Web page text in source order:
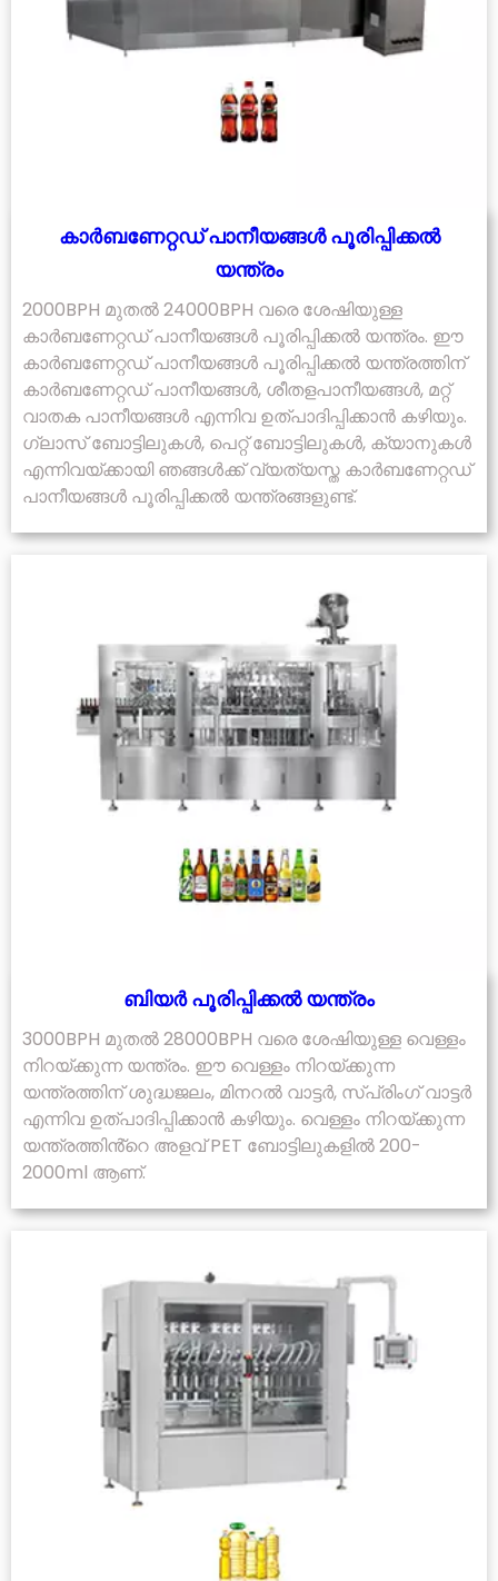
കാർബണേറ്റഡ് പാനീയങ്ങൾ പൂരിപ്പിക്കൽ
യന്ത്രം
2000BPH മുതൽ 24000BPH വരെ ശേഷിയുള്ള
കാർബണേറ്റഡ് പാനീയങ്ങൾ പൂരിപ്പിക്കൽ യന്ത്രം. ഈ
കാർബണേറ്റഡ് പാനീയങ്ങൾ പൂരിപ്പിക്കൽ യന്ത്രത്തിന്
കാർബണേറ്റഡ് പാനീയങ്ങൾ, ശീതളപാനീയങ്ങൾ, മറ്റ്
വാതക പാനീയങ്ങൾ എന്നിവ ഉത്പാദിപ്പിക്കാൻ കഴിയും.
ഗ്ലാസ് ബോട്ടിലുകൾ, പെറ്റ് ബോട്ടിലുകൾ, ക്യാനുകൾ
എന്നിവയ്ക്കായി ഞങ്ങൾക്ക് വ്യത്യസ്ത കാർബണേറ്റഡ്
പാനീയങ്ങൾ പൂരിപ്പിക്കൽ യന്ത്രങ്ങളുണ്ട്.
ബിയർ പൂരിപ്പിക്കൽ യന്ത്രം
3000BPH മുതൽ 28000BPH വരെ ശേഷിയുള്ള വെള്ളം
നിറയ്ക്കുന്ന യന്ത്രം. ഈ വെള്ളം നിറയ്ക്കുന്ന
യന്ത്രത്തിന് ശുദ്ധജലം, മിനറൽ വാട്ടർ, സ്പ്രിംഗ് വാട്ടർ
എന്നിവ ഉത്പാദിപ്പിക്കാൻ കഴിയും. വെള്ളം നിറയ്ക്കുന്ന
യന്ത്രത്തിൻ്റെ അളവ് PET ബോട്ടിലുകളിൽ 200-
2000ml ആണ്.